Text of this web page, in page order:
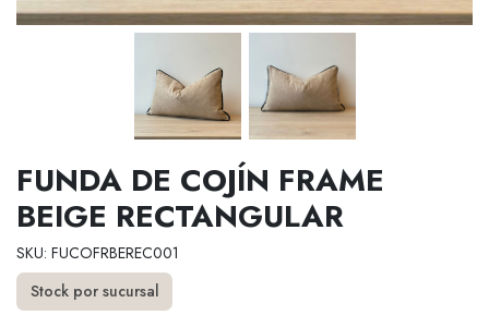
FUNDA DE COJÍN FRAME
BEIGE RECTANGULAR
SKU: FUCOFRBEREC001
Stock por sucursal